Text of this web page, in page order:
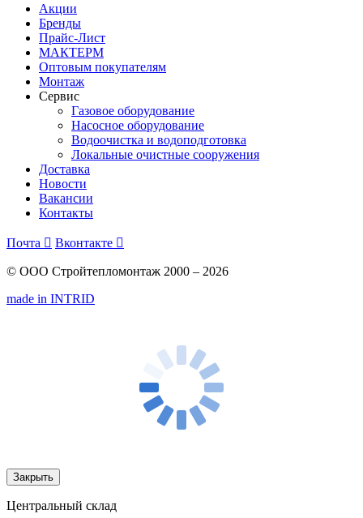
Акции
Бренды
Прайс-Лист
МАКТЕРМ
Оптовым покупателям
Монтаж
Сервис
Газовое оборудование
Насосное оборудование
Водоочистка и водоподготовка
Локальные очистные сооружения
Доставка
Новости
Вакансии
Контакты
Почта  Вконтакте 
© ООО Стройтепломонтаж 2000 – 2026
made in INTRID
Закрыть
Центральный склад